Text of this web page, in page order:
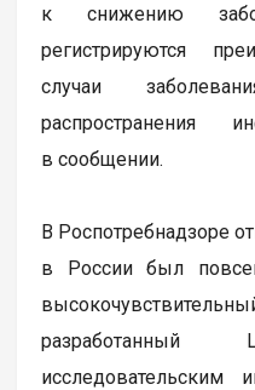
к снижению
регистрируются
случаи
распространения
в сообщении.
В Роспотребнадзоре
в России был
разработанный
исследовательским